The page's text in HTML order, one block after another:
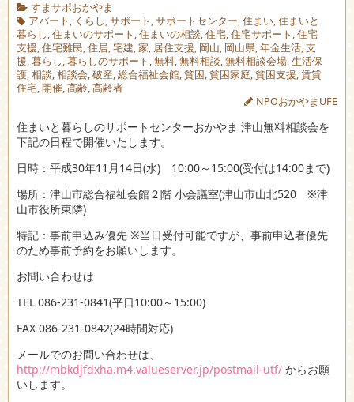
すまサポおかやま
アパート, くらし,サポート,サポートセンター,住まい,住まいと
暮らし,住まいのサポート,住まいの相談,住宅,住宅サポート,住宅
支援,住宅難民,住居,宅建,家,居住支援, 岡山, 岡山県,年金生活,支
援,暮らし,暮らしのサポート,無料,無料相談,無料相談会場,生活保
護,相談,相談会,破産,総合福祉会館,貧困,貧困家庭,貧困支援,賃貸
住宅,開催,高齢,高齢者
NPOおかやまUFE
住まいと暮らしのサポートセンターおかやま 津山無料相談会を
下記の日程で開催いたします。
日時：平成30年11月14日(水) 10:00～15:00(受付は14:00まで)
場所：津山市総合福祉会館２階 小会議室(津山市山北520 ※津
山市役所東隣)
特記：事前申込み優先 ※当日受付可能ですが、事前申込者優先
のため事前予約をお願いします。
お問い合わせは
TEL 086-231-0841(平日10:00～15:00)
FAX 086-231-0842(24時間対応)
メールでのお問い合わせは、
http://mbkdjfdxha.m4.valueserver.jp/postmail-utf/ からお願
いします。